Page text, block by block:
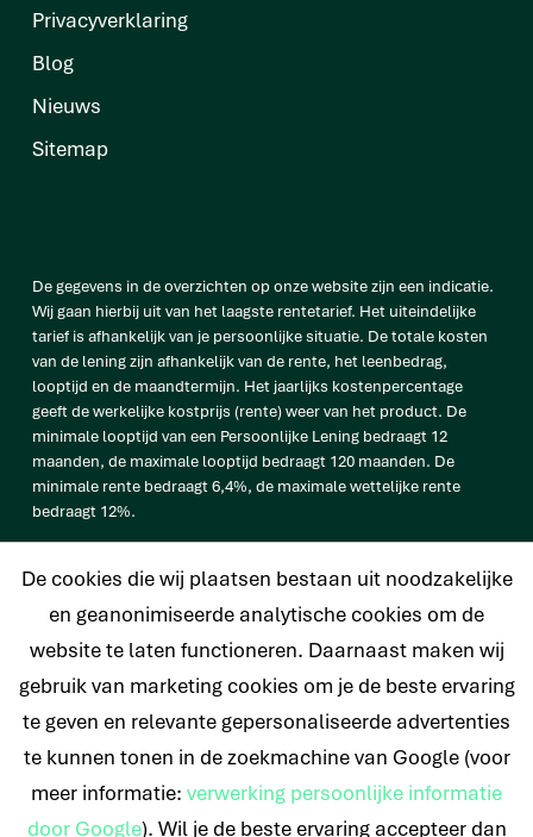
Privacyverklaring
Blog
Nieuws
Sitemap
De gegevens in de overzichten op onze website zijn een indicatie.
Wij gaan hierbij uit van het laagste rentetarief. Het uiteindelijke
tarief is afhankelijk van je persoonlijke situatie. De totale kosten
van de lening zijn afhankelijk van de rente, het leenbedrag,
looptijd en de maandtermijn. Het jaarlijks kostenpercentage
geeft de werkelijke kostprijs (rente) weer van het product. De
minimale looptijd van een Persoonlijke Lening bedraagt 12
maanden, de maximale looptijd bedraagt 120 maanden. De
minimale rente bedraagt 6,4%, de maximale wettelijke rente
bedraagt 12%.
bedraagt € 33.638 op basis van een looptijd van 120 maanden met
een maandtermijn van € 280,32 en een rentetarief van 6,4%.
© 2026 Nederlands Krediet Collectief
De cookies die wij plaatsen bestaan uit noodzakelijke
en geanonimiseerde analytische cookies om de
website te laten functioneren. Daarnaast maken wij
gebruik van marketing cookies om je de beste ervaring
te geven en relevante gepersonaliseerde advertenties
te kunnen tonen in de zoekmachine van Google (voor
meer informatie: verwerking persoonlijke informatie
door Google). Wil je de beste ervaring accepteer dan